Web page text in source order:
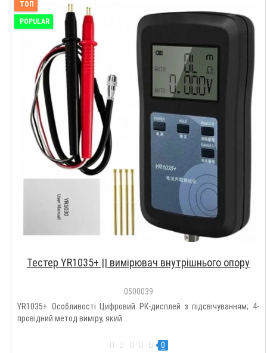
ТОП
POPULAR
Тестер YR1035+ || вимірювач внутрішнього опору
0500039
YR1035+ Особливості Цифровий РК-дисплей з підсвічуванням; 4-
провідний метод виміру, який ..
0